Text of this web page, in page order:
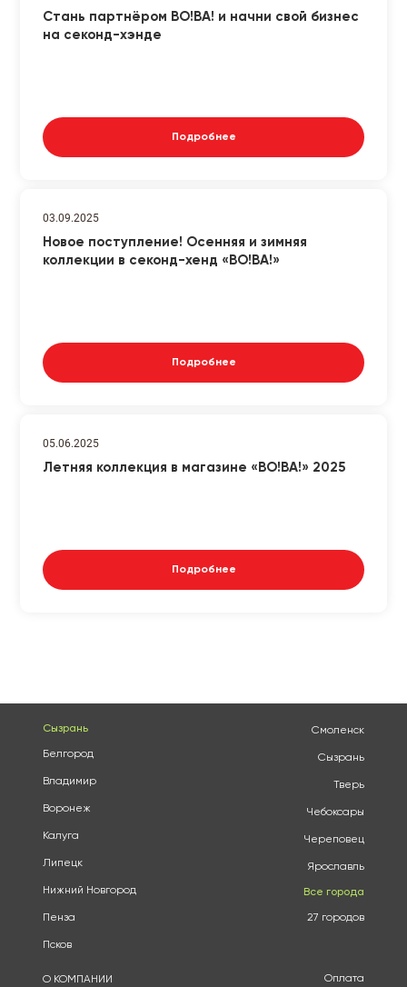
Стань партнёром ВО!ВА! и начни свой бизнес
на секонд-хэнде
Подробнее
03.09.2025
Новое поступление! Осенняя и зимняя
коллекции в секонд-хенд «ВО!ВА!»
Подробнее
05.06.2025
Летняя коллекция в магазине «ВО!ВА!» 2025
Подробнее
Сызрань
Белгород
Владимир
Воронеж
Калуга
Липецк
Нижний Новгород
Пенза
Псков
Смоленск
Сызрань
Тверь
Чебоксары
Череповец
Ярославль
Все города
27 городов
О КОМПАНИИ Оплата